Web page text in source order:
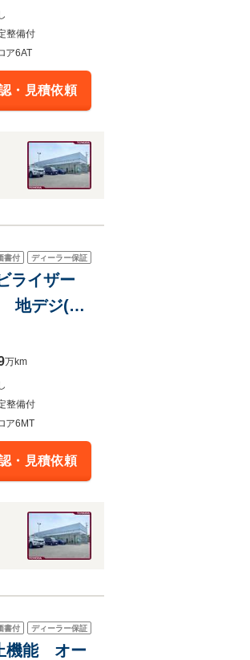
整備付
ア6AT
・見積依頼
書付 ディーラー保証
ライザー
地デジ(フ
万km
整備付
ア6MT
・見積依頼
書付 ディーラー保証
機能 オー